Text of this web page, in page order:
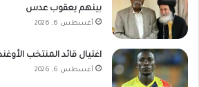
بينهم يعقوب عدس
أغسطس 6, 2026
اغتيال قائد المنتخب
أغسطس 6, 2026